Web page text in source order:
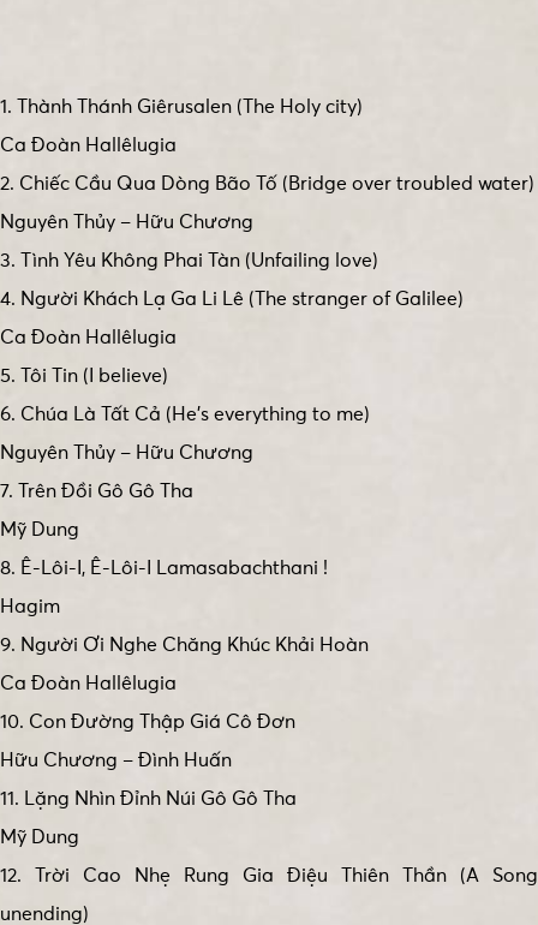
1. Thành Thánh Giêrusalen (The Holy city)
Ca Đoàn Hallêlugia
2. Chiếc Cầu Qua Dòng Bão Tố (Bridge over troubled water)
Nguyên Thủy – Hữu Chương
3. Tình Yêu Không Phai Tàn (Unfailing love)
4. Người Khách Lạ Ga Li Lê (The stranger of Galilee)
Ca Đoàn Hallêlugia
5. Tôi Tin (I believe)
6. Chúa Là Tất Cả (He’s everything to me)
Nguyên Thủy – Hữu Chương
7. Trên Đồi Gô Gô Tha
Mỹ Dung
8. Ê-Lôi-I, Ê-Lôi-I Lamasabachthani !
Hagim
9. Người Ơi Nghe Chăng Khúc Khải Hoàn
Ca Đoàn Hallêlugia
10. Con Đường Thập Giá Cô Đơn
Hữu Chương – Đình Huấn
11. Lặng Nhìn Đỉnh Núi Gô Gô Tha
Mỹ Dung
12. Trời Cao Nhẹ Rung Gia Điệu Thiên Thần (A Song
unending)